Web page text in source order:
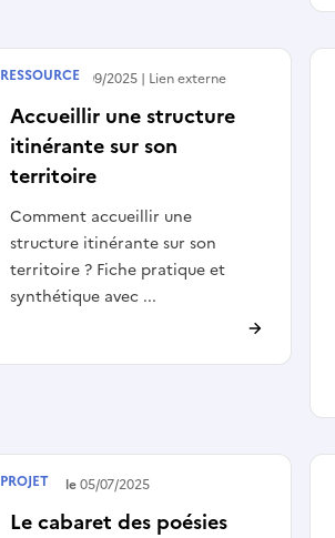
Accueillir une structure
itinérante sur son
territoire
Comment accueillir une
structure itinérante sur son
territoire ? Fiche pratique et
synthétique avec ...
Publié le08/09/2025 Lien externe
RESSOURCE
Le cabaret des poésies
Terminé le05/07/2025
PROJET